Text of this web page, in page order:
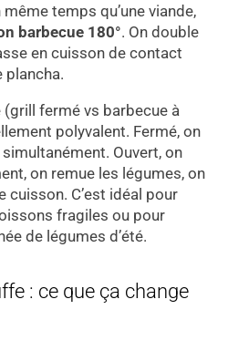
temps qu’une viande,
barbecue 180°. On double
en cuisson de contact
plancha.
fermé vs barbecue à
polyvalent. Fermé, on
Ouvert, on
on remue les légumes, on
C’est idéal pour
fragiles ou pour
de légumes d’été.
: ce que ça change